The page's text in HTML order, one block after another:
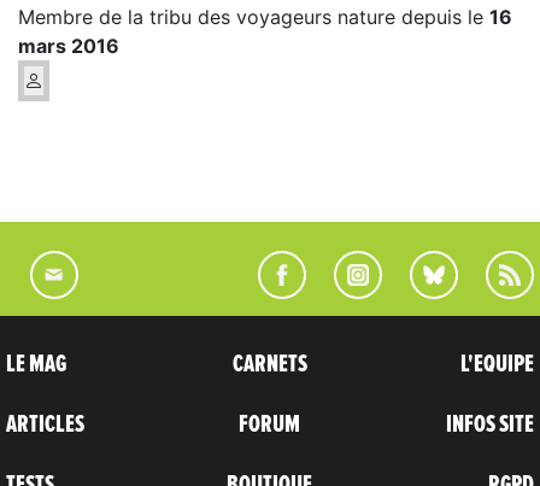
Membre de la tribu des voyageurs nature depuis le 16
mars 2016
LE MAG
ARTICLES
CARNETS
FORUM
L'EQUIPE
INFOS SITE